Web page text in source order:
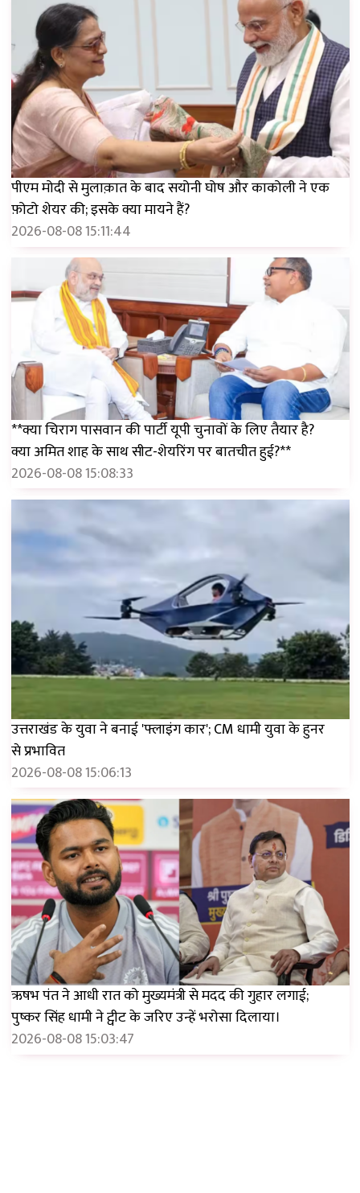
पीएम मोदी से मुलाक़ात के बाद सयोनी घोष और काकोली ने एक
फ़ोटो शेयर की; इसके क्या मायने हैं?
2026-08-08 15:11:44
**क्या चिराग पासवान की पार्टी यूपी चुनावों के लिए तैयार है?
क्या अमित शाह के साथ सीट-शेयरिंग पर बातचीत हुई?**
2026-08-08 15:08:33
उत्तराखंड के युवा ने बनाई 'फ्लाइंग कार'; CM धामी युवा के हुनर ​​
से प्रभावित
2026-08-08 15:06:13
ऋषभ पंत ने आधी रात को मुख्यमंत्री से मदद की गुहार लगाई;
पुष्कर सिंह धामी ने ट्वीट के जरिए उन्हें भरोसा दिलाया।
2026-08-08 15:03:47